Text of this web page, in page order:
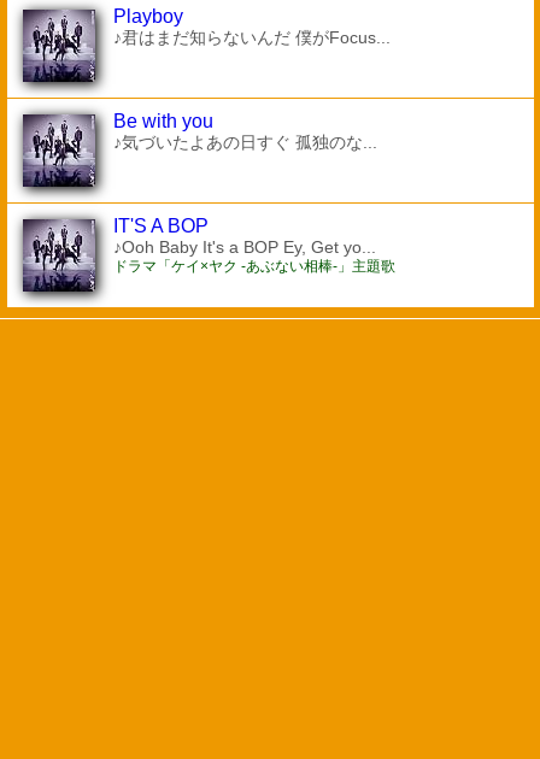
Playboy
♪君はまだ知らないんだ 僕がFocus...
Be with you
♪気づいたよあの日すぐ 孤独のな...
IT'S A BOP
♪Ooh Baby It's a BOP Ey, Get yo...
ドラマ「ケイ×ヤク -あぶない相棒-」主題歌